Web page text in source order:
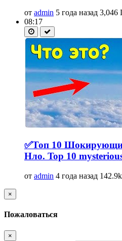
от admin 5 года назад 3,046
08:17
✅Топ 10
Нло. Top 10
от admin 4 года назад
×
Пожаловаться
×